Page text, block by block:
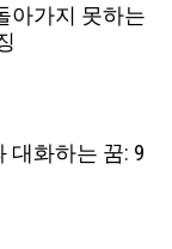
아가지 못하는
대화하는 꿈: 9